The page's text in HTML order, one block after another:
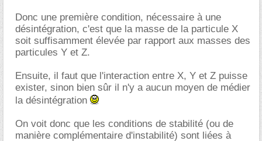
Donc une première condition, nécessaire à une
désintégration, c'est que la masse de la particule X
soit suffisamment élevée par rapport aux masses des
particules Y et Z.
Ensuite, il faut que l'interaction entre X, Y et Z puisse
exister, sinon bien sûr il n'y a aucun moyen de médier
la désintégration
On voit donc que les conditions de stabilité (ou de
manière complémentaire d'instabilité) sont liées à